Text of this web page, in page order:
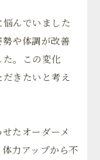
んでいました
や体調が改善
。この変化
きたいと考え
たオーダーメ
力アップから不